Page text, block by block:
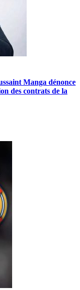
Manga dénonce
des contrats de la